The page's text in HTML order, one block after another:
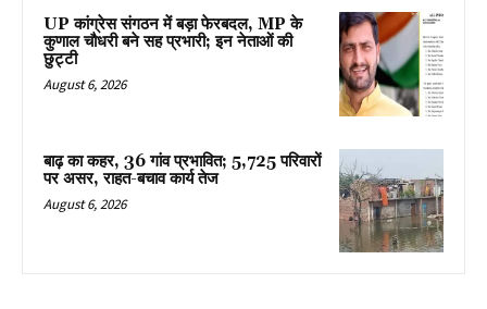
UP कांग्रेस संगठन में बड़ा फेरबदल, MP के
कुणाल चौधरी बने सह प्रभारी; इन नेताओं की
छुट्टी
August 6, 2026
बाढ़ का कहर, 36 गांव प्रभावित; 5,725 परिवारों
पर असर, राहत-बचाव कार्य तेज
August 6, 2026